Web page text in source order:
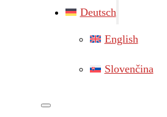
Deutsch
English
Slovenčina